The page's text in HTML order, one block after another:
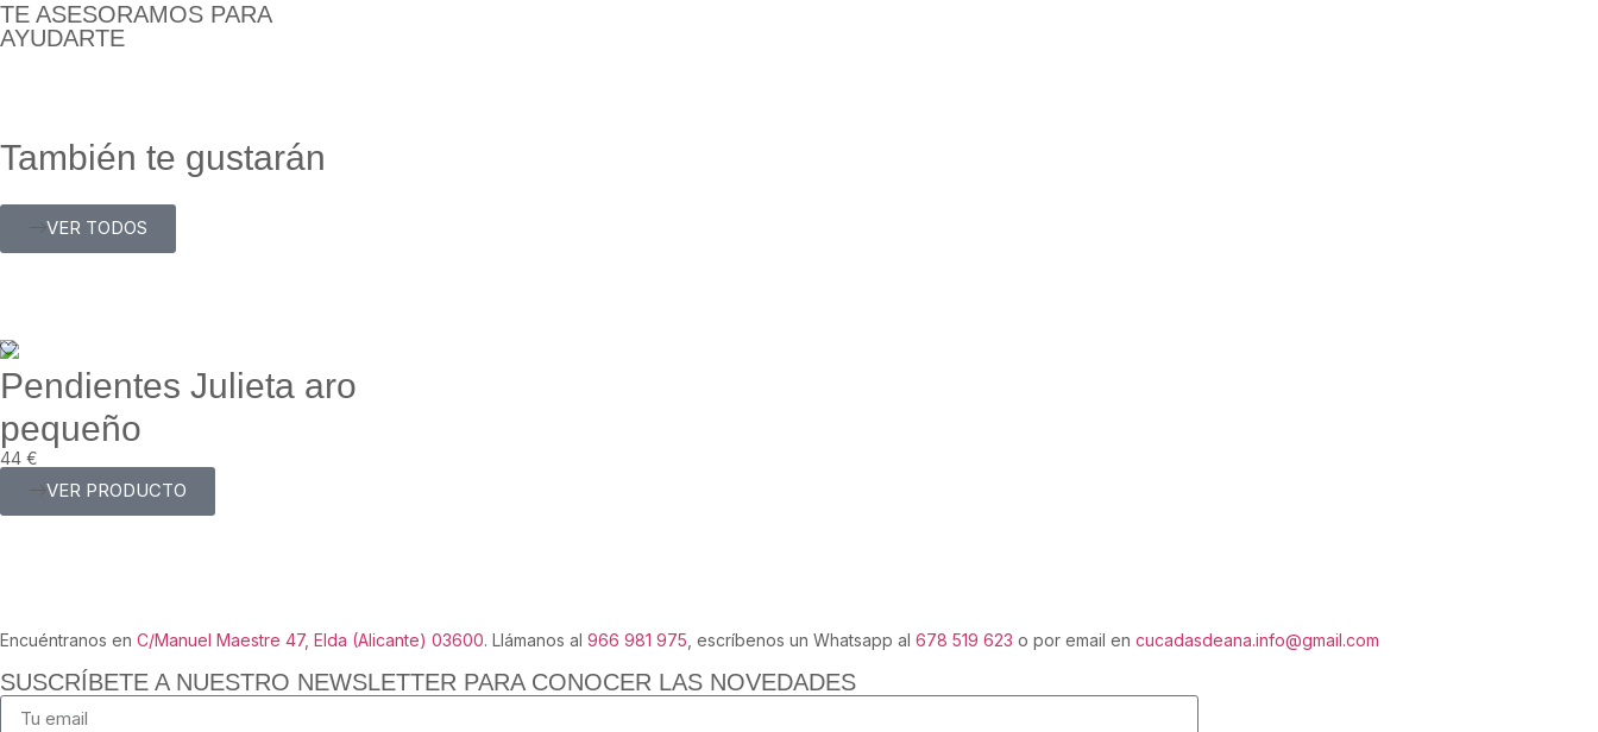
TE ASESORAMOS PARA
AYUDARTE
También te gustarán
VER TODOS
Pendientes Julieta aro
pequeño
44 €
VER PRODUCTO
Encuéntranos en C/Manuel Maestre 47, Elda (Alicante) 03600. Llámanos al 966 981 975 , escríbenos un Whatsapp al 678 519 623 o por email en cucadasdeana.info@gmail.com
SUSCRÍBETE A NUESTRO NEWSLETTER PARA CONOCER LAS NOVEDADES